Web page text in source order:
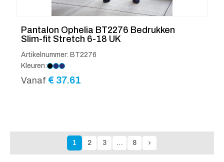
Pantalon Ophelia BT2276 Bedrukken
Slim-fit Stretch 6-18 UK
Artikelnummer: BT2276
Kleuren:
Vanaf € 37.61
1 2 3 … 8